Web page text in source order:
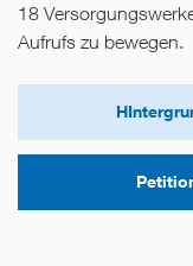
18
Aufrufs zu bewegen.